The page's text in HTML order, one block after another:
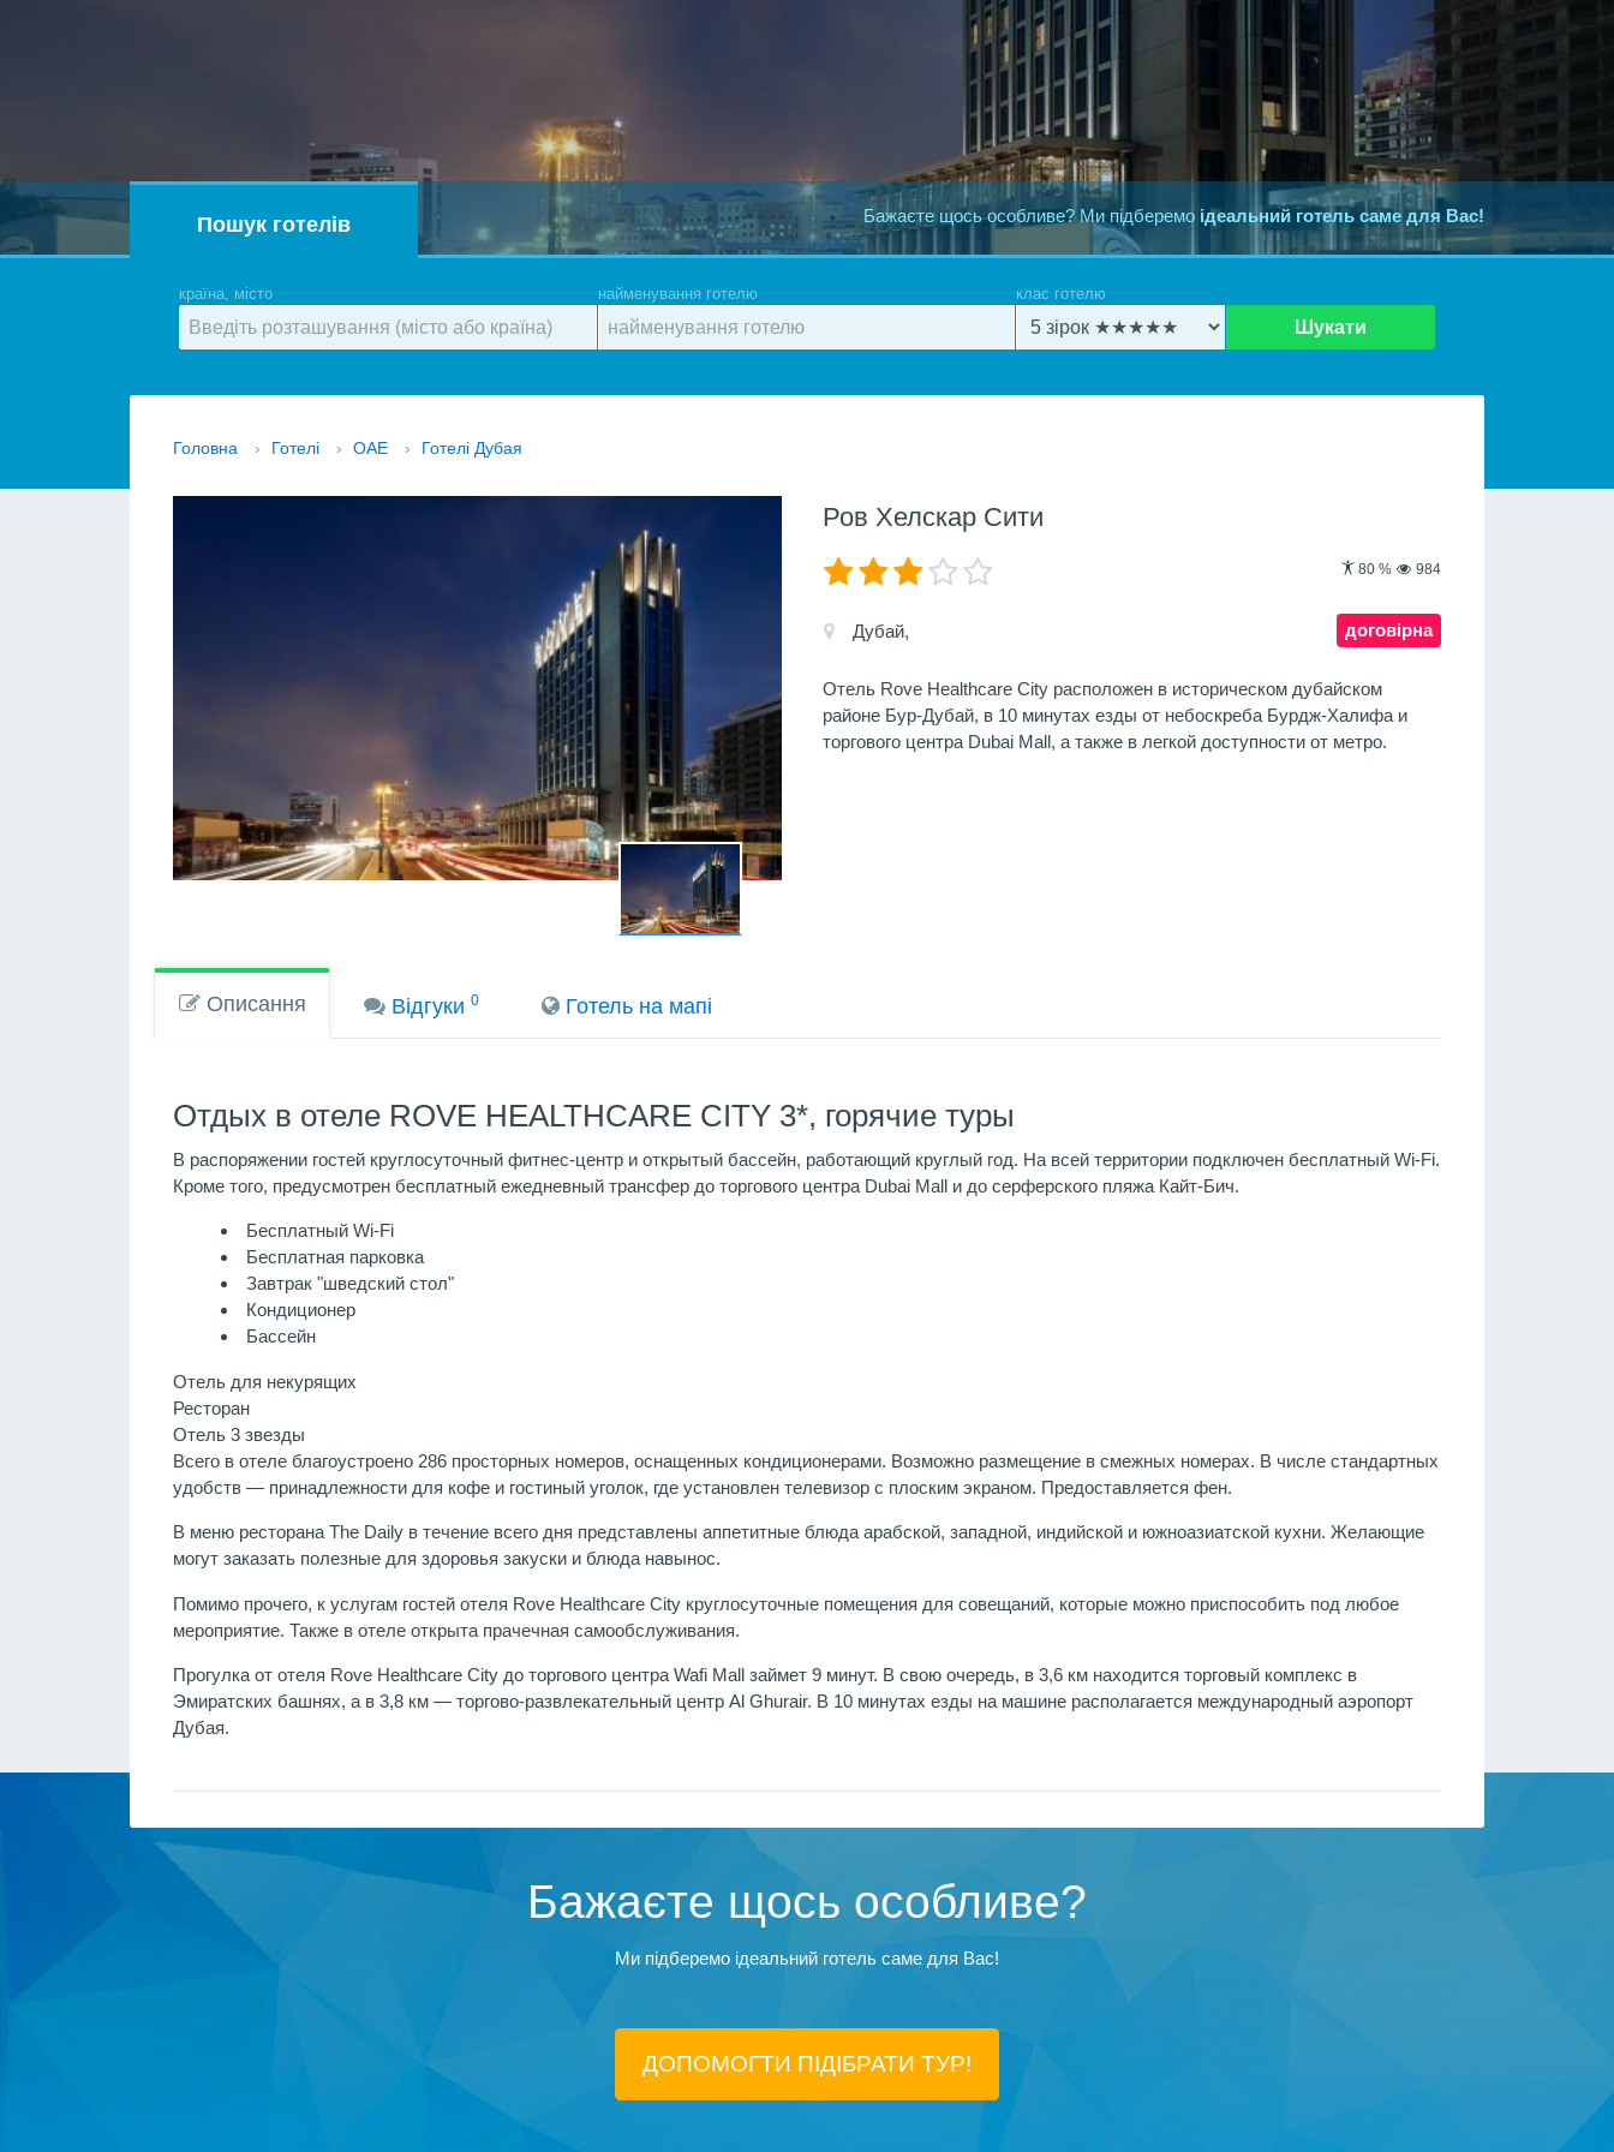
Бажаєте щось особливе? Ми підберемо ідеальний готель саме для Вас!
Пошук готелів
країна, місто найменування готелю клас готелю
Шукати
Головна › Готелі › ОАЕ › Готелі Дубая
Ров Хелскар Сити
80 % 984
договірна
Дубай,
Отель Rove Healthcare City расположен в историческом дубайском
районе Бур-Дубай, в 10 минутах езды от небоскреба Бурдж-Халифа и
торгового центра Dubai Mall, а также в легкой доступности от метро.
Описання Вiдгуки0 Готель на мапi
Отдых в отеле ROVE HEALTHCARE CITY 3*, горячие туры
В распоряжении гостей круглосуточный фитнес-центр и открытый бассейн, работающий круглый год. На всей территории подключен бесплатный Wi-Fi.
Кроме того, предусмотрен бесплатный ежедневный трансфер до торгового центра Dubai Mall и до серферского пляжа Кайт-Бич.
Бесплатный Wi-Fi
Бесплатная парковка
Завтрак "шведский стол"
Кондиционер
Бассейн
Отель для некурящих
Ресторан
Отель 3 звезды
Всего в отеле благоустроено 286 просторных номеров, оснащенных кондиционерами. Возможно размещение в смежных номерах. В числе стандартных
удобств — принадлежности для кофе и гостиный уголок, где установлен телевизор с плоским экраном. Предоставляется фен.
В меню ресторана The Daily в течение всего дня представлены аппетитные блюда арабской, западной, индийской и южноазиатской кухни. Желающие
могут заказать полезные для здоровья закуски и блюда навынос.
Помимо прочего, к услугам гостей отеля Rove Healthcare City круглосуточные помещения для совещаний, которые можно приспособить под любое
мероприятие. Также в отеле открыта прачечная самообслуживания.
Прогулка от отеля Rove Healthcare City до торгового центра Wafi Mall займет 9 минут. В свою очередь, в 3,6 км находится торговый комплекс в
Эмиратских башнях, а в 3,8 км — торгово-развлекательный центр Al Ghurair. В 10 минутах езды на машине располагается международный аэропорт
Дубая.
Бажаєте щось особливе?
Ми підберемо ідеальний готель саме для Вас!
ДОПОМОГТИ ПІДIБРАТИ ТУР!